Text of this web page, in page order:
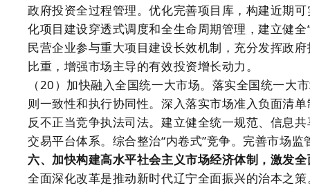
政府投资全过程管理。优化完善项目库，构建近期
化项目建设穿透式调度和全生命周期管理，建立健
民营企业参与重大项目建设长效机制，充分发挥政
比重，增强市场主导的有效投资增长动力。
（20）加快融入全国统一大市场。落实全国统一大
则一致性和执行协同性。深入落实市场准入负面清
反不正当竞争执法司法。建立健全统一规范、信息
交易平台体系。综合整治“内卷式”竞争。完善市场
六、加快构建高水平社会主义市场经济体制，激发
全面深化改革是推动新时代辽宁全面振兴的治本之